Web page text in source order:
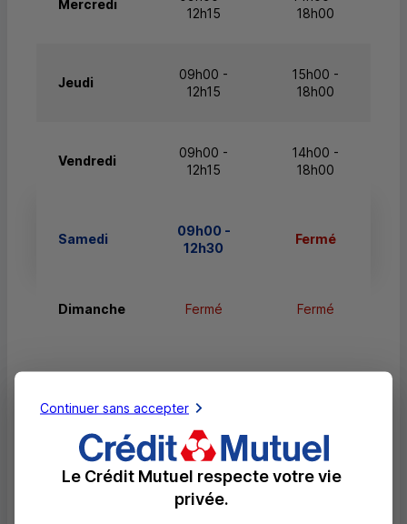
Mercredi
12h15
18h00
Jeudi
09h00 -
12h15
15h00 -
18h00
Vendredi
09h00 -
12h15
14h00 -
18h00
Samedi
09h00 -
12h30
Fermé
Dimanche Fermé Fermé
Services
Retrait de billets EUR
Dépôt valorisé de billets EUR
Continuer sans accepter
Le Crédit Mutuel respecte votre vie
privée.